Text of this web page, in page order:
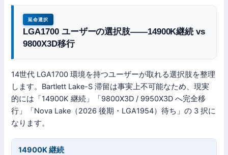
延命選択
LGA1700 ユーザーの選択肢——14900K継続 vs
9800X3D移行
14世代 LGA1700 環境を持つユーザーが取れる選択肢を整理
します。Bartlett Lake-S 滞留は事実上不可能なため、現実
的には「14900K 継続」「9800X3D / 9950X3D へ完全移
行」「Nova Lake（2026 後期・LGA1954）待ち」の 3 択に
なります。
14900K 継続